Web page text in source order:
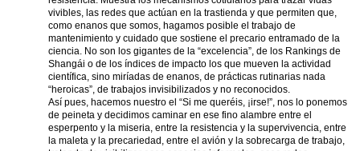
vivibles, las redes que actúan en la trastienda y que permiten que,
como enanos que somos, hagamos posible el trabajo de
mantenimiento y cuidado que sostiene el precario entramado de la
ciencia. No son los gigantes de la “excelencia”, de los Rankings de
Shangái o de los índices de impacto los que mueven la actividad
científica, sino miríadas de enanos, de prácticas rutinarias nada
“heroicas”, de trabajos invisibilizados y no reconocidos.
Así pues, hacemos nuestro el “Si me queréis, ¡irse!”, nos lo ponemos
de peineta y decidimos caminar en ese fino alambre entre el
esperpento y la miseria, entre la resistencia y la supervivencia, entre
la maleta y la precariedad, entre el avión y la sobrecarga de trabajo,